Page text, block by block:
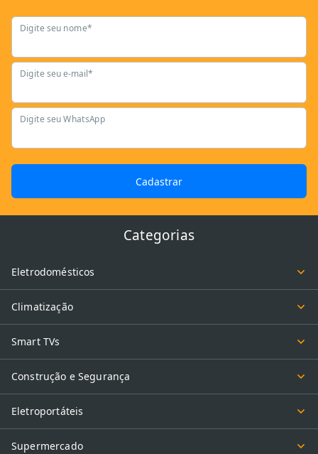
Digite seu nome*
Digite seu e-mail*
Digite seu WhatsApp
Cadastrar
Categorias
Eletrodomésticos
Climatização
Smart TVs
Construção e Segurança
Eletroportáteis
Supermercado